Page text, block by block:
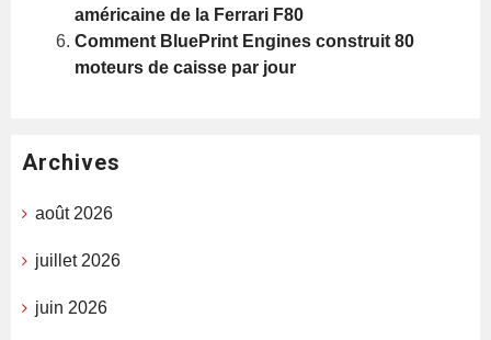
américaine de la Ferrari F80
Comment BluePrint Engines construit 80
moteurs de caisse par jour
Archives
août 2026
juillet 2026
juin 2026